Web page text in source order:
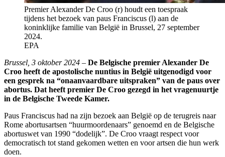
Premier Alexander De Croo (r) houdt een toespraak
tijdens het bezoek van paus Franciscus (l) aan de
koninklijke familie van België in Brussel, 27 september
2024.
EPA
Brussel, 3 oktober 2024 – De Belgische premier Alexander De
Croo heeft de apostolische nuntius in België uitgenodigd voor
een gesprek na “onaanvaardbare uitspraken” van de paus over
abortus. Dat heeft premier De Croo gezegd in het vragenuurtje
in de Belgische Tweede Kamer.
Paus Franciscus had na zijn bezoek aan België op de terugreis naar
Rome abortusartsen “huurmoordenaars” genoemd en de Belgische
abortuswet van 1990 “dodelijk”. De Croo vraagt respect voor
democratisch tot stand gekomen wetten en voor artsen die hun werk
doen.